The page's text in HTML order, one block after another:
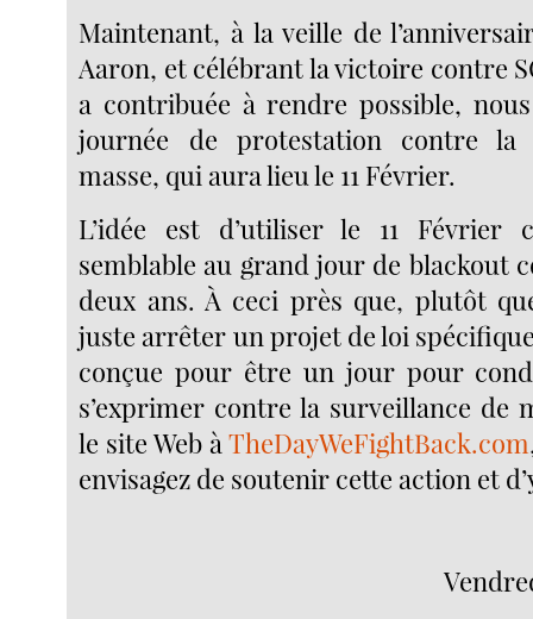
Maintenant, à la veille de
Aaron, et célébrant la victoire contre
a contribuée à rendre possible,
journée de protestation contre la
masse, qui aura lieu le 11 Février.
L’idée est d’utiliser le 11 Février
semblable au grand jour de blackout
deux ans. À ceci près que, plutôt
juste arrêter un projet de loi
conçue pour être un jour pour
s’exprimer contre la surveillance de
le site Web àTheDayWeFightBack.com
envisagez de soutenir cette action et